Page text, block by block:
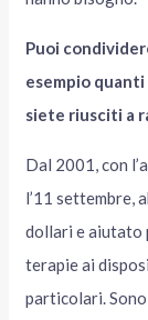
Puoi
esempio
siete riusciti a
Dal 2001, con
l’11 settembre,
dollari e aiutato
terapie ai
particolari.